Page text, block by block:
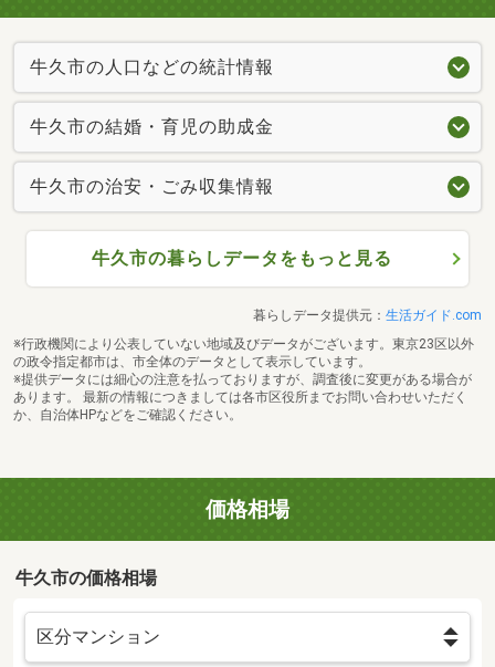
牛久市の人口などの統計情報
牛久市の結婚・育児の助成金
牛久市の治安・ごみ収集情報
牛久市の暮らしデータをもっと見る
暮らしデータ提供元： 生活ガイド.com
※行政機関により公表していない地域及びデータがございます。東京23区以外
の政令指定都市は、市全体のデータとして表示しています。
※提供データには細心の注意を払っておりますが、調査後に変更がある場合が
あります。 最新の情報につきましては各市区役所までお問い合わせいただく
か、自治体HPなどをご確認ください。
価格相場
牛久市の価格相場